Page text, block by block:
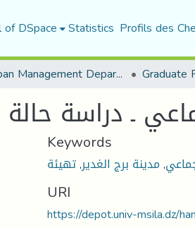
DSpace Statistics Profils des
Urban Management Department
دراسة حالة
Keywords
,مدينة برج الغدير,تهيئة
URI
https://depot.univ-msila.dz/